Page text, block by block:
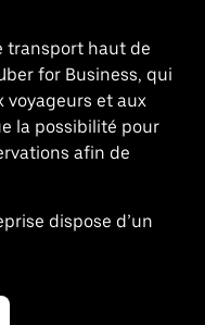
transport haut de
for Business, qui
voyageurs et aux
la possibilité pour
afin de
dispose d’un